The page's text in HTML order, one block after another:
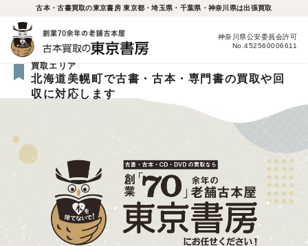
古本・古書買取の東京書房 東京都・埼玉県・千葉県・神奈川県は出張買取
神奈川県公安委員会許可
No.452560006611
買取エリア
北海道美幌町で古書・古本・専門書の買取や回
収に対応します